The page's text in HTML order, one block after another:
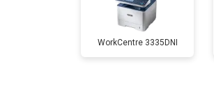
Замена каретки
Замена Wi-Fi
WorkCentre 3335DNI